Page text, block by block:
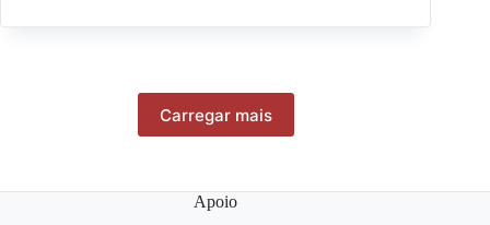
Carregar mais
Apoio